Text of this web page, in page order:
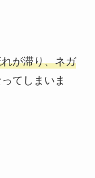
が滞り、ネガ
てしまいま